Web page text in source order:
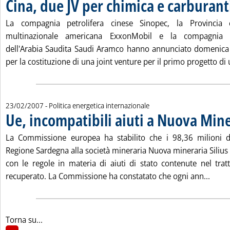
Cina, due JV per chimica e
La compagnia petrolifera cinese Sinopec, la
multinazionale americana ExxonMobil e la compagnia
dell'Arabia Saudita Saudi Aramco hanno annunciato
per la costituzione di una joint venture per il primo progetto di
23/02/2007 - Politica energetica internazionale
Ue, incompatibili aiuti a Nuova
La Commissione europea ha stabilito che i 98,36 milioni
Regione Sardegna alla società mineraria Nuova mineraria
con le regole in materia di aiuti di stato contenute nel
recuperato. La Commissione ha constatato che ogni ann...
Torna su...